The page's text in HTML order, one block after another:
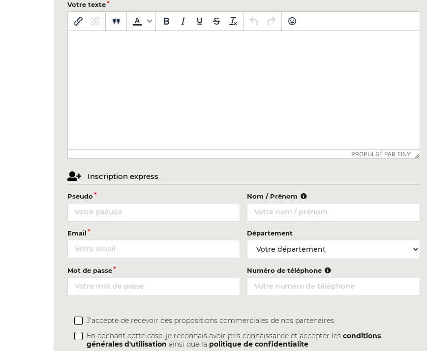
Votre texte
PROPULSÉ PAR TINY
Inscription express
Pseudo Nom / Prénom
Email Département
Mot de passe Numéro de téléphone
J'accepte de recevoir des propositions commerciales de nos partenaires
En cochant cette case, je reconnais avoir pris connaissance et accepter lesconditions
générales d'utilisation ainsi que la politique de confidentialite